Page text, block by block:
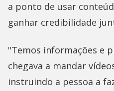
a ponto de usar
ganhar credibilidade
"Temos informações e
chegava a mandar
instruindo a pessoa a